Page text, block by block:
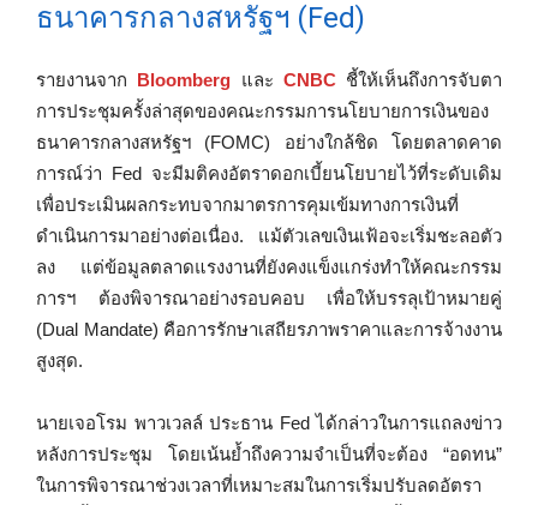
ธนาคารกลางสหรัฐฯ (Fed)
รายงานจาก Bloomberg และ CNBCชี้ให้เห็นถึงการจับตา
การประชุมครั้งล่าสุดของคณะกรรมการนโยบายการเงินของ
ธนาคารกลางสหรัฐฯ (FOMC) อย่างใกล้ชิด โดยตลาดคาด
การณ์ว่า Fed จะมีมติคงอัตราดอกเบี้ยนโยบายไว้ที่ระดับเดิม
เพื่อประเมินผลกระทบจากมาตรการคุมเข้มทางการเงินที่
ดำเนินการมาอย่างต่อเนื่อง. แม้ตัวเลขเงินเฟ้อจะเริ่มชะลอตัว
ลง แต่ข้อมูลตลาดแรงงานที่ยังคงแข็งแกร่งทำให้คณะกรรม
การฯ ต้องพิจารณาอย่างรอบคอบ เพื่อให้บรรลุเป้าหมายคู่
(Dual Mandate) คือการรักษาเสถียรภาพราคาและการจ้างงาน
สูงสุด.
นายเจอโรม พาวเวลล์ ประธาน Fed ได้กล่าวในการแถลงข่าว
หลังการประชุม โดยเน้นย้ำถึงความจำเป็นที่จะต้อง “อดทน”
ในการพิจารณาช่วงเวลาที่เหมาะสมในการเริ่มปรับลดอัตรา